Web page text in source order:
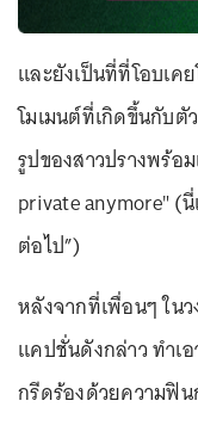
และยังเป็นที่ที่โอบเ
โมเมนต์ที่เกิดขึ้นกับตั
รูปของสาวปรางพร้อ
private anymore" (
ต่อไป”)
หลังจากที่เพื่อนๆ ใน
แคปชั่นดังกล่าว ทำเ
กรีดร้องด้วยความฟิน